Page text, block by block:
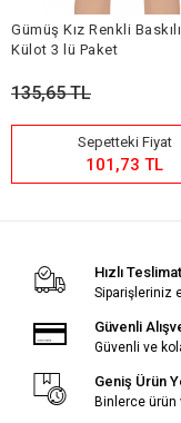
Gümüş Kız Renkli
Külot 3 lü Paket
135,65 TL
Sepetteki Fiyat
101,73 TL
Hızlı Teslimat
Siparişleriniz
Güvenli
Güvenli ve
Geniş Ürün
Binlerce ürün